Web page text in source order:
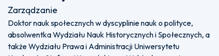
Zarządzanie
Doktor nauk społecznych w dyscyplinie nauk o polityce,
absolwentka Wydziału Nauk Historycznych i Społecznych, a
także Wydziału Prawa i Administracji Uniwersytetu